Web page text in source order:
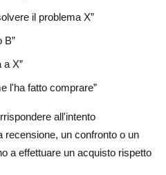
il problema X”
B”
a X”
l'ha fatto comprare”
all'intento
recensione, un confronto o un
a effettuare un acquisto rispetto